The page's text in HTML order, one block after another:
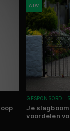
ADV
GESPONSORD
Je
voordelen